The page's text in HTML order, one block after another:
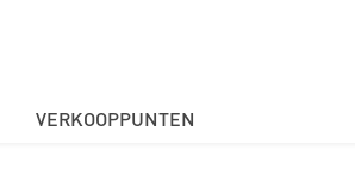
VERKOOPPUNTEN